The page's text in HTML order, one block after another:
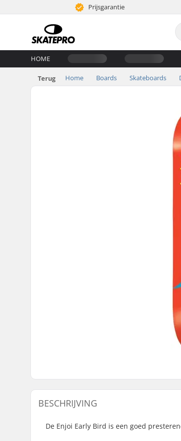
Prijsgarantie
HOME
Terug Home Boards Skateboards
BESCHRIJVING
De Enjoi Early Bird is een goed